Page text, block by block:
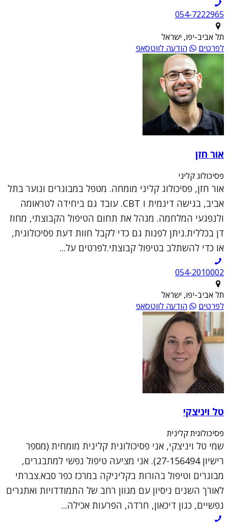
054-7222965
תל אביב-יפו, ישראל
לפרטים
הודעה לווטסאפ
אור חזן
פסיכולוג קליני
אור חזן, פסיכולוג קליני מומחה. מטפל במבוגרים ונוער בתל
אביב, בגישה דינמית ו CBT. עובד גם ביחידה לטראומה
ולנפגעי המלחמה. מנהל את תחום הטיפול הקבוצתי, מחוז
דן בכללית.ניתן לפנות גם כדי לקבל חוות דעת פסיכולוגית,
או כדי להשתלב בטיפול קבוצתי.לפרטים על...
054-2010002
תל אביב-יפו, ישראל
לפרטים
הודעה לווטסאפ
טל ויניצקי
פסיכולוגית קלינית
שמי טל ויניצקי, אני פסיכולוגית קלינית מומחית (מספר
רישיון 27-156494). אני מציעה טיפול נפשי למתבגרים,
מבוגרים וטיפול בהורות בקליניקה במרכז כפר סבא.צברתי
לאורך השנים ניסיון עם מגוון רחב של התמודדויות ואתגרים
נפשיים, כגון דיכאון, חרדה, הפרעות אכילה...